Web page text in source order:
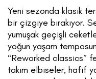
Yeni sezonda klasik
bir çizgiye bırakıyor.
yumuşak geçişli
yoğun yaşam
“Reworked classics”
takım elbiseler, hafif